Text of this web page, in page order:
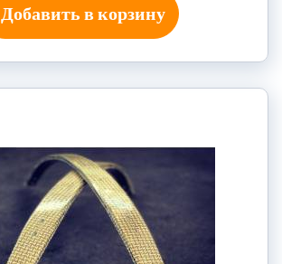
Добавить в корзину